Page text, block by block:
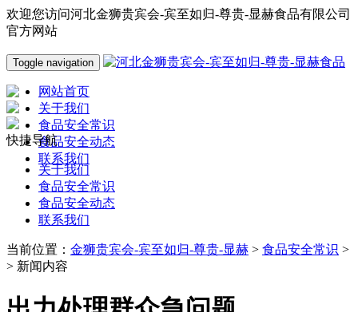
欢迎您访问河北金狮贵宾会-宾至如归-尊贵-显赫食品有限公司
官方网站
Toggle navigation
网站首页
关于我们
食品安全常识
食品安全动态
联系我们
快捷导航
关于我们
食品安全常识
食品安全动态
联系我们
当前位置： 金狮贵宾会-宾至如归-尊贵-显赫 > 食品安全常识 >
> 新闻内容